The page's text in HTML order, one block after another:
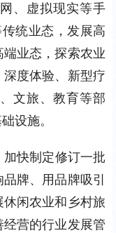
、虚拟现实等手
统业态，发展高
业态，探索农业
度体验、新型疗
文旅、教育等部
设施。
快制定修订一批
牌、用品牌吸引
闲农业和乡村旅
营的行业发展管